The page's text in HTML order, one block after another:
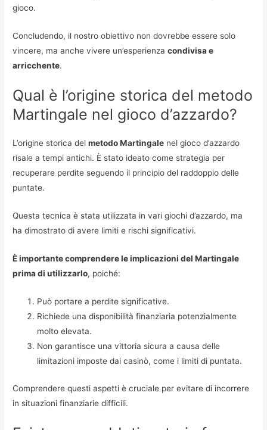
gioco.
Concludendo, il nostro obiettivo non dovrebbe essere solo
vincere, ma anche vivere un’esperienzacondivisa e
arricchente.
Qual è l’origine storica del metodo
Martingale nel gioco d’azzardo?
L’origine storica delmetodo Martingale nel gioco d’azzardo
risale a tempi antichi. È stato ideato come strategia per
recuperare perdite seguendo il principio del raddoppio delle
puntate.
Questa tecnica è stata utilizzata in vari giochi d’azzardo, ma
ha dimostrato di avere limiti e rischi significativi.
È importante comprendere le implicazioni del Martingale
prima di utilizzarlo, poiché:
Può portare a perdite significative.
Richiede una disponibilità finanziaria potenzialmente
molto elevata.
Non garantisce una vittoria sicura a causa delle
limitazioni imposte dai casinò, come i limiti di puntata.
Comprendere questi aspetti è cruciale per evitare di incorrere
in situazioni finanziarie difficili.